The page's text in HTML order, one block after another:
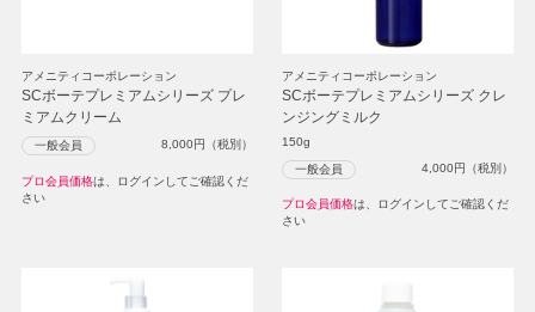
アメニティコーポレーション
SCボーテプレミアムシリーズ プレ
ミアムクリーム
一般会員 8,000円（税別）
プロ会員価格は、ログインしてご確認くだ
さい
アメニティコーポレーション
SCボーテプレミアムシリーズ クレ
ンジングミルク
150g
一般会員 4,000円（税別）
プロ会員価格は、ログインしてご確認くだ
さい